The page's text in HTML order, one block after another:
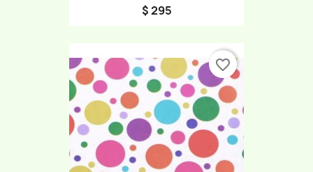
$ 295
favorite_border